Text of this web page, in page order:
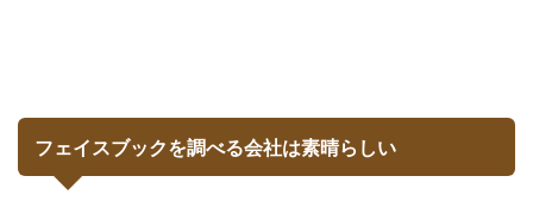
フェイスブックを調べる会社は素晴らしい